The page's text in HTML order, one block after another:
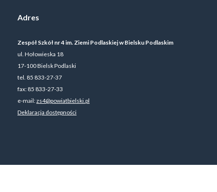
Adres
Zespół Szkół nr 4 im. Ziemi Podlaskiej w Bielsku Podlaskim
ul. Hołowieska 18
17-100 Bielsk Podlaski
tel. 85 833-27-37
fax: 85 833-27-33
e-mail:zs4@powiatbielski.pl
Deklaracja dostępności